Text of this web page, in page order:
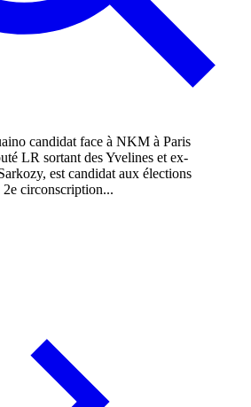
LR sortant des Yvelines et ex-
est candidat aux élections
circonscription...